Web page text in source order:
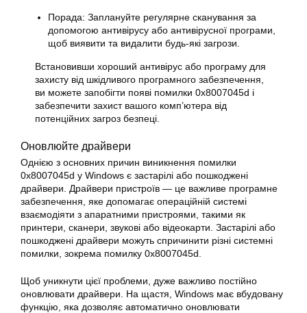
Порада: Заплануйте регулярне сканування за
допомогою антивірусу або антивірусної програми,
щоб виявити та видалити будь-які загрози.
Встановивши хороший антивірус або програму для
захисту від шкідливого програмного забезпечення,
ви можете запобігти появі помилки 0x8007045d і
забезпечити захист вашого комп’ютера від
потенційних загроз безпеці.
Оновлюйте драйвери
Однією з основних причин виникнення помилки
0x8007045d у Windows є застарілі або пошкоджені
драйвери. Драйвери пристроїв — це важливе програмне
забезпечення, яке допомагає операційній системі
взаємодіяти з апаратними пристроями, такими як
принтери, сканери, звукові або відеокарти. Застарілі або
пошкоджені драйвери можуть спричинити різні системні
помилки , зокрема помилку 0x8007045d.
Щоб уникнути цієї проблеми, дуже важливо постійно
оновлювати драйвери. На щастя, Windows має вбудовану
функцію, яка дозволяє автоматично оновлювати